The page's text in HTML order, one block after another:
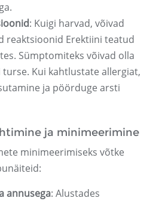
: Kuigi harvad, võivad
reaktsioonid Erektiini teatud
Sümptomiteks võivad olla
turse. Kui kahtlustate allergiat,
ja pöörduge arsti
ja minimeerimine
minimeerimiseks võtke
annusega: Alustades